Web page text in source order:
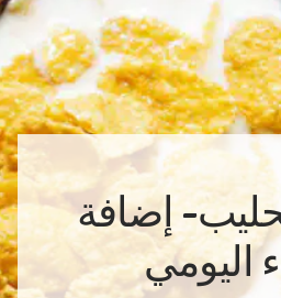
إضافة
اليومي